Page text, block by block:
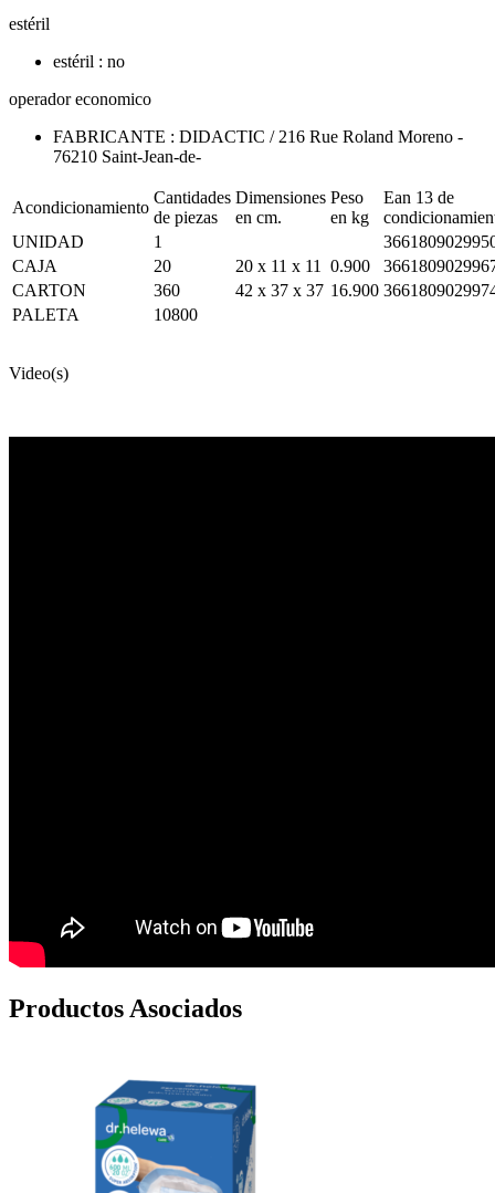
estéril
estéril : no
operador economico
FABRICANTE : DIDACTIC / 216 Rue Roland Moreno -
76210 Saint-Jean-de-
Acondicionamiento
Cantidades
de piezas
Dimensiones
en cm.
Peso
en kg
Ean 13 de
UNIDAD
1
CAJA
20 20 x 11 x 11 0.900
CARTON
360 42 x 37 x 37 16.900
PALETA
10800
Video(s)
Productos Asociados